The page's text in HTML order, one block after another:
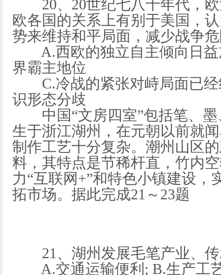
20、20世纪七八十年代，欧
欧各国的关系上有别于美国，
势来维持和平局面，减少战争
A.西欧的独立自主倾向日益
界霸主地位
C.冷战的紧张对峙局面已经
识形态分歧
中国“文房四室”包括笔、墨
生于浙江湖州，在元朝以前就
制作工艺十分复杂。潮州山区
料，其特点是节稀杆直，竹内
力“互联网+”和特色小镇建设，
拓市场。据此完成21～23题
21、湖州发展毛笔产业、传
A.交通运输便利; B.生产工